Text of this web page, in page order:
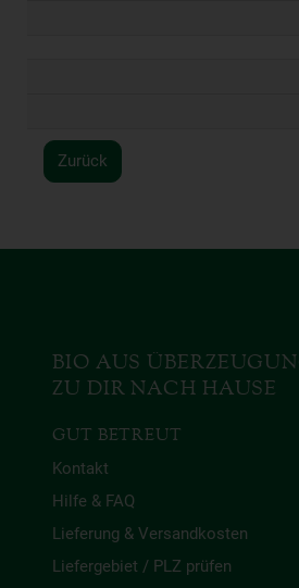
Zurück
BIO AUS
ZU DIR NACH HAUSE
GUT BETREUT
Kontakt
Hilfe & FAQ
Lieferung & Versandkosten
Liefergebiet / PLZ prüfen